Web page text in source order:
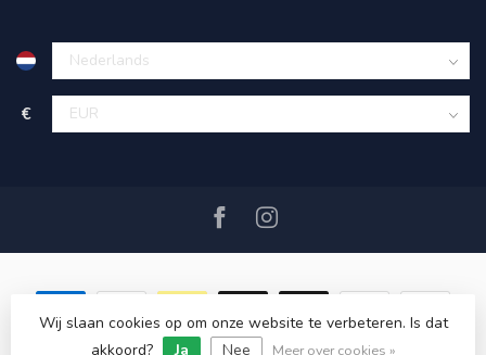
€
© Copyright 2026 SAIL360 watersport and boat equipment
Wij slaan cookies op om onze website te verbeteren. Is dat
akkoord?
Ja Nee Meer over cookies »